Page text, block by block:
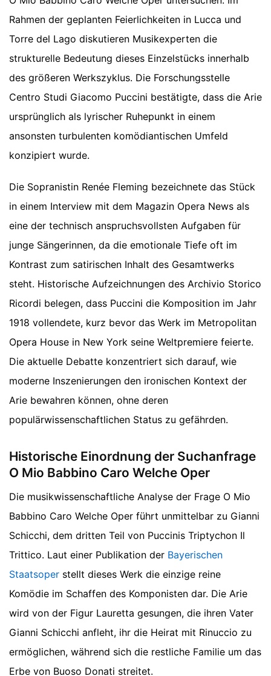
Rahmen der geplanten Feierlichkeiten in Lucca und
Torre del Lago diskutieren Musikexperten die
strukturelle Bedeutung dieses Einzelstücks innerhalb
des größeren Werkszyklus. Die Forschungsstelle
Centro Studi Giacomo Puccini bestätigte, dass die Arie
ursprünglich als lyrischer Ruhepunkt in einem
ansonsten turbulenten komödiantischen Umfeld
konzipiert wurde.
Die Sopranistin Renée Fleming bezeichnete das Stück
in einem Interview mit dem Magazin Opera News als
eine der technisch anspruchsvollsten Aufgaben für
junge Sängerinnen, da die emotionale Tiefe oft im
Kontrast zum satirischen Inhalt des Gesamtwerks
steht. Historische Aufzeichnungen des Archivio Storico
Ricordi belegen, dass Puccini die Komposition im Jahr
1918 vollendete, kurz bevor das Werk im Metropolitan
Opera House in New York seine Weltpremiere feierte.
Die aktuelle Debatte konzentriert sich darauf, wie
moderne Inszenierungen den ironischen Kontext der
Arie bewahren können, ohne deren
populärwissenschaftlichen Status zu gefährden.
Historische Einordnung der Suchanfrage
O Mio Babbino Caro Welche Oper
Die musikwissenschaftliche Analyse der Frage O Mio
Babbino Caro Welche Oper führt unmittelbar zu Gianni
Schicchi, dem dritten Teil von Puccinis Triptychon Il
Trittico. Laut einer Publikation der Bayerischen
Staatsoper stellt dieses Werk die einzige reine
Komödie im Schaffen des Komponisten dar. Die Arie
wird von der Figur Lauretta gesungen, die ihren Vater
Gianni Schicchi anfleht, ihr die Heirat mit Rinuccio zu
ermöglichen, während sich die restliche Familie um das
Erbe von Buoso Donati streitet.